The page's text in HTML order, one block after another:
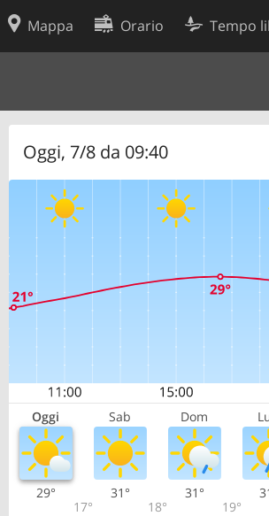
Mappa Orario Tempo
Oggi, 7/8 da 09:40
Oggi Sab Dom
29°
17°
31°
18°
31°
19°
Preferenze